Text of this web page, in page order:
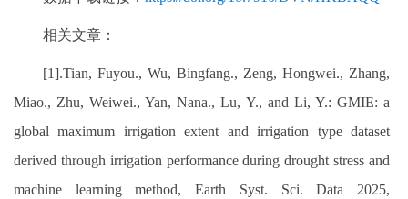
相关文章：
[1].Tian, Fuyou., Wu, Bingfang., Zeng, Hongwei., Zhang,
Miao., Zhu, Weiwei., Yan, Nana., Lu, Y., and Li, Y.: GMIE: a
global maximum irrigation extent and irrigation type dataset
derived through irrigation performance during drought stress and
machine learning method, Earth Syst. Sci. Data 2025,